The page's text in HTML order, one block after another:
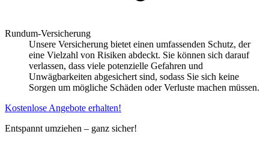
Rundum-Versicherung
Unsere Versicherung bietet einen umfassenden Schutz, der
eine Vielzahl von Risiken abdeckt. Sie können sich darauf
verlassen, dass viele potenzielle Gefahren und
Unwägbarkeiten abgesichert sind, sodass Sie sich keine
Sorgen um mögliche Schäden oder Verluste machen müssen.
Kostenlose Angebote erhalten!
Entspannt umziehen – ganz sicher!